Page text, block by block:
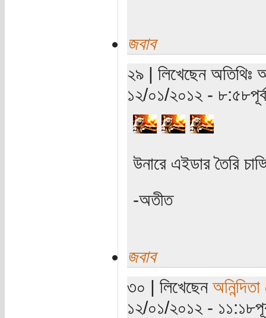
জবাব
২৯ | লিখেছেন অতিথিঃ
১২/০১/২০১২ -
উনারে এইডার তৈরি
-অতীত
জবাব
৩০ | লিখেছেন
১২/০১/২০১২ -